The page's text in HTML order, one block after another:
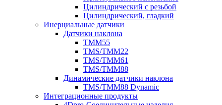
Цилиндрический с резьбой
Цилиндрический, гладкий
Инерциальные датчики
Датчики наклона
TMM55
TMS/TMM22
TMS/TMM61
TMS/TMM88
Динамические датчики наклона
TMS/TMM88 Dynamic
Интеграционные продукты